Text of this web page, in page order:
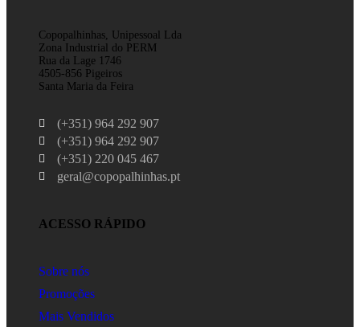
Copopalhinhas, Unipessoal Lda
Zona Industrial do PERM
Rua da Lage 1746
4505-856 Pigeiros
Santa Maria da Feira
(+351) 964 292 907
(+351) 964 292 907
(+351) 220 045 467
geral@copopalhinhas.pt
ACESSO RÁPIDO
Sobre nós
Promoções
Mais Vendidos